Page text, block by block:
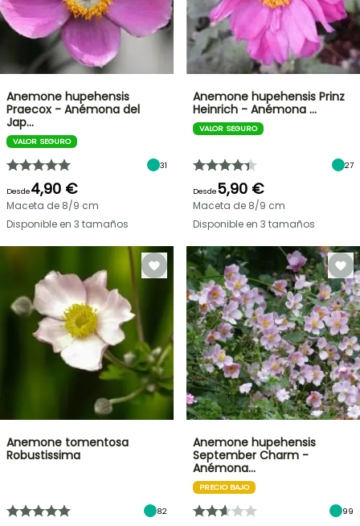
Anemone hupehensis
Praecox - Anémona del
Jap…
VALOR SEGURO
31
Desde4,90 €
Maceta de 8/9 cm
Disponible en 3 tamaños
Anemone hupehensis Prinz
Heinrich - Anémona …
VALOR SEGURO
27
Desde5,90 €
Maceta de 8/9 cm
Disponible en 3 tamaños
Anemone tomentosa
Robustissima
82
Anemone hupehensis
September Charm -
Anémona…
PRECIO BAJO
99